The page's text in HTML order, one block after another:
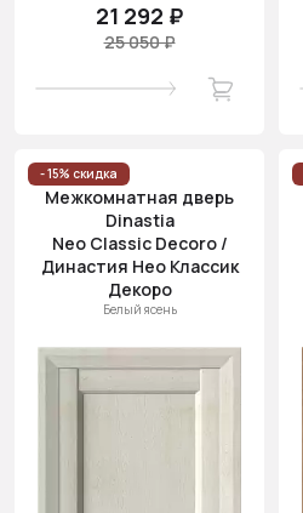
21 292 ₽
25 050 ₽
- 15% скидка
Межкомнатная дверь
Dinastia
Neo Classic Decoro /
Династия Нео Классик
Декоро
Белый ясень